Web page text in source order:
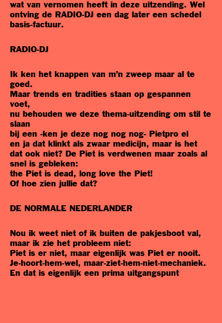
wat van vernomen heeft in deze uitzending. Wel
ontving de RADIO-DJ een dag later een schedel
basis-factuur.
RADIO-DJ
Ik ken het knappen van m’n zweep maar al te
goed.
Maar trends en tradities staan op gespannen
voet,
nu behouden we deze thema-uitzending om stil te
slaan
bij een -ken je deze nog nog nog- Pietpro el
en ja dat klinkt als zwaar medicijn, maar is het
dat ook niet? De Piet is verdwenen maar zoals al
snel is gebleken:
the Piet is dead, long love the Piet!
Of hoe zien jullie dat?
DE NORMALE NEDERLANDER
Nou ik weet niet of ik buiten de pakjesboot val,
maar ik zie het probleem niet:
Piet is er niet, maar eigenlijk was Piet er nooit.
Je-hoort-hem-wel, maar-ziet-hem-niet-mechaniek.
En dat is eigenlijk een prima uitgangspunt